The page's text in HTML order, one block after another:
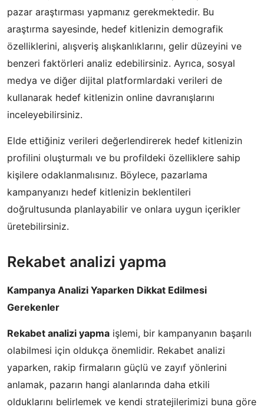
pazar araştırması yapmanız gerekmektedir. Bu
araştırma sayesinde, hedef kitlenizin demografik
özelliklerini, alışveriş alışkanlıklarını, gelir düzeyini ve
benzeri faktörleri analiz edebilirsiniz. Ayrıca, sosyal
medya ve diğer dijital platformlardaki verileri de
kullanarak hedef kitlenizin online davranışlarını
inceleyebilirsiniz.
Elde ettiğiniz verileri değerlendirerek hedef kitlenizin
profilini oluşturmalı ve bu profildeki özelliklere sahip
kişilere odaklanmalısınız. Böylece, pazarlama
kampanyanızı hedef kitlenizin beklentileri
doğrultusunda planlayabilir ve onlara uygun içerikler
üretebilirsiniz.
Rekabet analizi yapma
Kampanya Analizi Yaparken Dikkat Edilmesi
Gerekenler
Rekabet analizi yapma işlemi, bir kampanyanın başarılı
olabilmesi için oldukça önemlidir. Rekabet analizi
yaparken, rakip firmaların güçlü ve zayıf yönlerini
anlamak, pazarın hangi alanlarında daha etkili
olduklarını belirlemek ve kendi stratejilerimizi buna göre